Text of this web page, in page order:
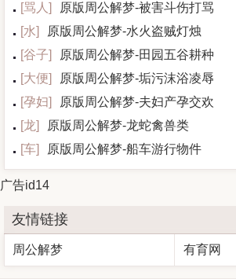
[骂人 ]
原版周公解梦-被害斗伤打骂
[水]
原版周公解梦-水火盗贼灯烛
[谷子]
原版周公解梦-田园五谷耕种
[大便]
原版周公解梦-垢污沫浴凌辱
[孕妇]
原版周公解梦-夫妇产孕交欢
[龙]
原版周公解梦-龙蛇禽兽类
[车] 原版周公解梦-船车游行物件
广告id14
友情链接
周公解梦 有育网